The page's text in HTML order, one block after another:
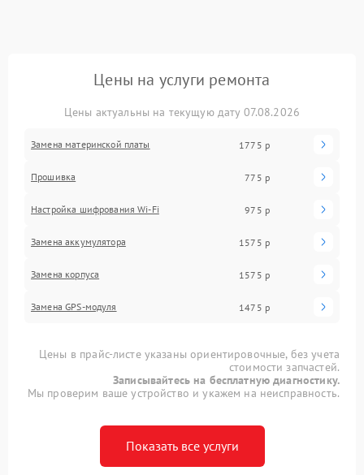
Цены на услуги ремонта
Цены актуальны на текущую дату 07.08.2026
Замена материнской платы 1775 р
Прошивка 775 р
Настройка шифрования Wi-Fi 975 р
Замена аккумулятора 1575 р
Замена корпуса 1575 р
Замена GPS-модуля 1475 р
Цены в прайс-листе указаны ориентировочные, без учета
стоимости запчастей.
Записывайтесь на бесплатную диагностику.
Мы проверим ваше устройство и укажем на неисправность.
Показать все услуги